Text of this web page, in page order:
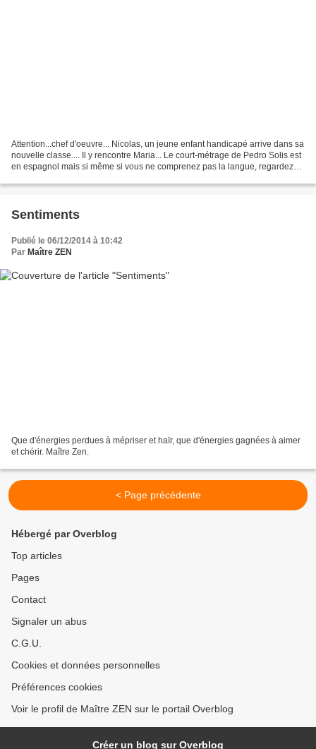
Attention...chef d'oeuvre... Nicolas, un jeune enfant handicapé arrive dans sa
nouvelle classe.... Il y rencontre Maria... Le court-métrage de Pedro Solis est
en espagnol mais si même si vous ne comprenez pas la langue, regardez
Sentiments
Publié le 06/12/2014 à 10:42
Par Maître ZEN
Que d'énergies perdues à mépriser et haïr, que d'énergies gagnées à aimer
et chérir. Maître Zen.
< Page précédente
Hébergé par Overblog
Top articles
Pages
Contact
Signaler un abus
C.G.U.
Cookies et données personnelles
Préférences cookies
Voir le profil de Maître ZEN sur le portail Overblog
Créer un blog sur Overblog